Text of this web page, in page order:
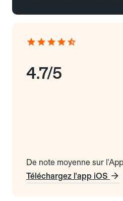
4.7/5
De note moyenne sur
Téléchargez l'app iOS